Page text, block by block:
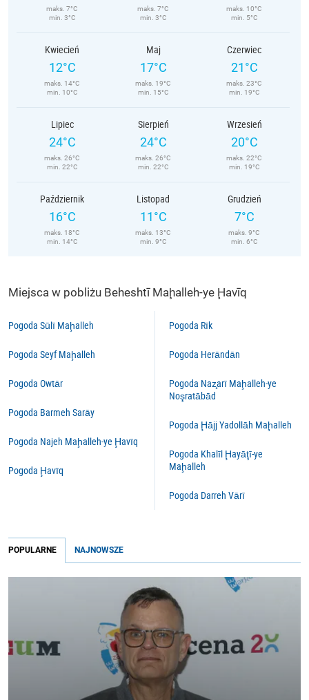
maks. 7°C
min. 3°C
maks. 7°C
min. 3°C
maks. 10°C
min. 5°C
Kwiecień
12°C
maks. 14°C
min. 10°C
Maj
17°C
maks. 19°C
min. 15°C
Czerwiec
21°C
maks. 23°C
min. 19°C
Lipiec
24°C
maks. 26°C
min. 22°C
Sierpień
24°C
maks. 26°C
min. 22°C
Wrzesień
20°C
maks. 22°C
min. 19°C
Październik
16°C
maks. 18°C
min. 14°C
Listopad
11°C
maks. 13°C
min. 9°C
Grudzień
7°C
maks. 9°C
min. 6°C
Miejsca w pobliżu Beheshtī Maḩalleh-ye Ḩavīq
Pogoda Sūlī Maḩalleh
Pogoda Seyf Maḩalleh
Pogoda Owtār
Pogoda Barmeh Sarāy
Pogoda Najeh Maḩalleh-ye Ḩavīq
Pogoda Ḩavīq
Pogoda Rīk
Pogoda Herāndān
Pogoda Naz̧arī Maḩalleh-ye
Noşratābād
Pogoda Ḩājj Yadollāh Maḩalleh
Pogoda Khalīl Ḩayāţī-ye
Maḩalleh
Pogoda Darreh Vārī
POPULARNE NAJNOWSZE